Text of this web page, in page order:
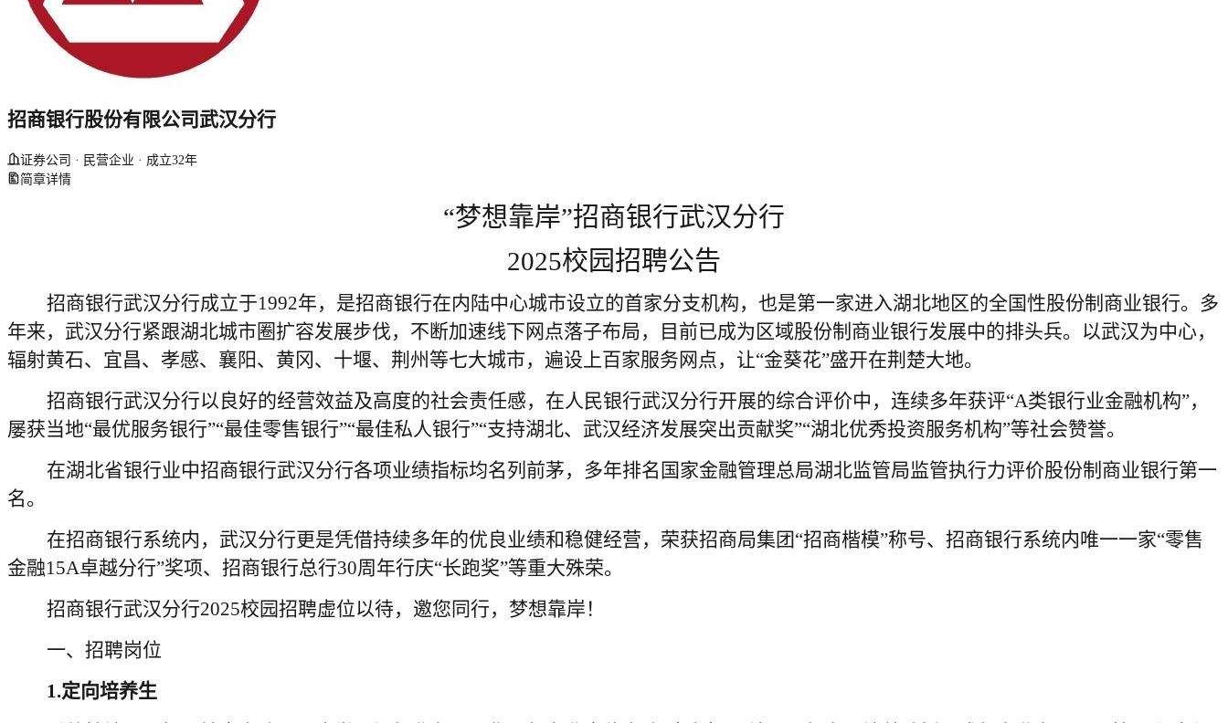
招商银行股份有限公司武汉分行
证券公司 · 民营企业 · 成立32年
简章详情
“梦想靠岸”招商银行武汉分行
2025校园招聘公告
招商银行武汉分行成立于1992年，是招商银行在内陆中心城市设立的首家分支机构，也是第一家进入湖北地区的全国性股份制商业银行。多
年来，武汉分行紧跟湖北城市圈扩容发展步伐，不断加速线下网点落子布局，目前已成为区域股份制商业银行发展中的排头兵。以武汉为中心，
辐射黄石、宜昌、孝感、襄阳、黄冈、十堰、荆州等七大城市，遍设上百家服务网点，让“金葵花”盛开在荆楚大地。
招商银行武汉分行以良好的经营效益及高度的社会责任感，在人民银行武汉分行开展的综合评价中，连续多年获评“A类银行业金融机构”，
屡获当地“最优服务银行”“最佳零售银行”“最佳私人银行”“支持湖北、武汉经济发展突出贡献奖”“湖北优秀投资服务机构”等社会赞誉。
在湖北省银行业中招商银行武汉分行各项业绩指标均名列前茅，多年排名国家金融管理总局湖北监管局监管执行力评价股份制商业银行第一
名。
在招商银行系统内，武汉分行更是凭借持续多年的优良业绩和稳健经营，荣获招商局集团“招商楷模”称号、招商银行系统内唯一一家“零售
金融15A卓越分行”奖项、招商银行总行30周年行庆“长跑奖”等重大殊荣。
招商银行武汉分行2025校园招聘虚位以待，邀您同行，梦想靠岸！
一、招聘岗位
1.定向培养生